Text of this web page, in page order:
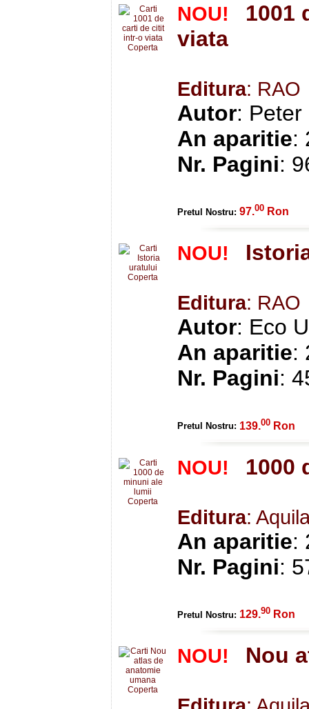
NOU!
1001
viata
Editura: RAO
Autor: Peter
An aparitie:
Nr. Pagini:
Pretul Nostru: 97.00 Ron
NOU!
Editura: RAO
Autor: Eco
An aparitie:
Nr. Pagini:
Pretul Nostru: 139.00 Ron
NOU! 1000
Editura:
An aparitie:
Nr. Pagini:
Pretul Nostru: 129.90 Ron
NOU! Nou